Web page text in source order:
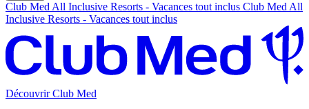
Club Med All Inclusive Resorts - Vacances tout inclus Club Med All
Inclusive Resorts - Vacances tout inclus
Découvrir Club Med